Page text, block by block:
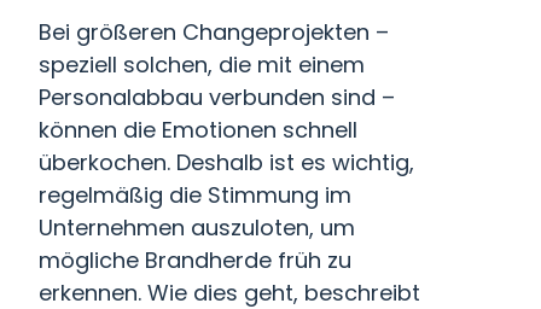
Bei größeren Changeprojekten –
speziell solchen, die mit einem
Personalabbau verbunden sind –
können die Emotionen schnell
überkochen. Deshalb ist es wichtig,
regelmäßig die Stimmung im
Unternehmen auszuloten, um
mögliche Brandherde früh zu
erkennen. Wie dies geht, beschreibt